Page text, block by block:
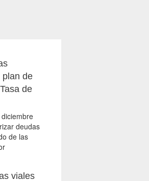
plan de
de
deudas
de las
viales